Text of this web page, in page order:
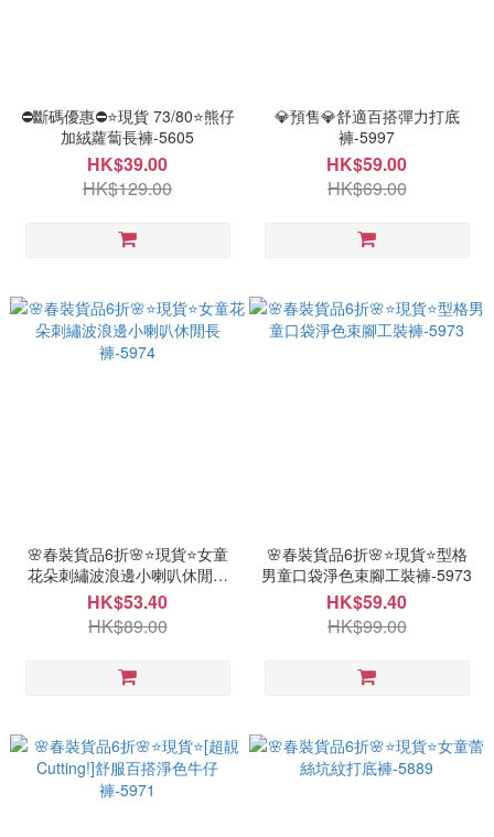
⛔斷碼優惠⛔⭐現貨 73/80⭐熊仔
加絨蘿蔔長褲-5605
HK$39.00
HK$129.00
💎預售💎舒適百搭彈力打底
褲-5997
HK$59.00
HK$69.00
🌸春裝貨品6折🌸⭐現貨⭐女童
花朵刺繡波浪邊小喇叭休閒長
褲-5974
HK$53.40
HK$89.00
🌸春裝貨品6折🌸⭐現貨⭐型格
男童口袋淨色束腳工裝褲-5973
HK$59.40
HK$99.00